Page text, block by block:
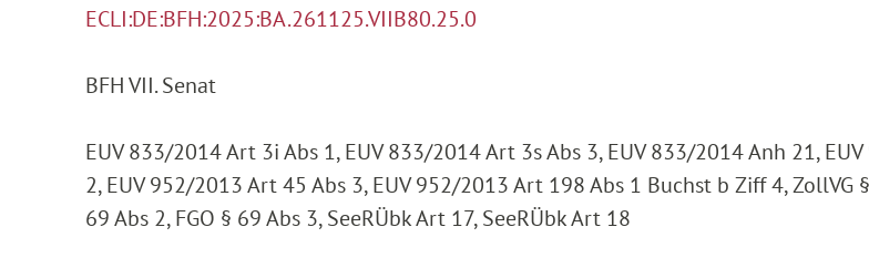
ECLI:DE:BFH:2025:BA.261125.VIIB80.25.0
BFH VII. Senat
EUV 833/2014 Art 3i Abs 1, EUV 833/2014 Art 3s Abs 3, EUV 833/2014 Anh 21,
2, EUV 952/2013 Art 45 Abs 3, EUV 952/2013 Art 198 Abs 1 Buchst b Ziff 4, ZollVG
69 Abs 2, FGO § 69 Abs 3, SeeRÜbk Art 17, SeeRÜbk Art 18